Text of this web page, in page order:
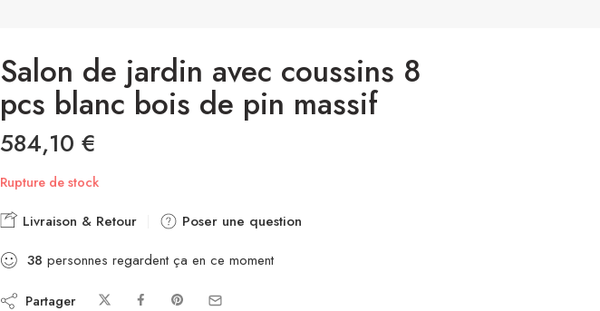
Salon de jardin avec coussins 8
pcs blanc bois de pin massif
584,10 €
Rupture de stock
Livraison & Retour
Poser une question
38 personnes regardent ça en ce moment
Partager